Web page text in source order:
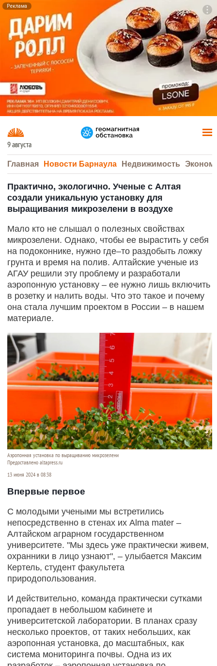
Реклама
9 августа
Главная Новости Барнаула Недвижимость
Практично, экологично. Ученые с Алтая
создали уникальную установку для
выращивания микрозелени в воздухе
Мало кто не слышал о полезных свойствах
микрозелени. Однако, чтобы ее вырастить у себя
на подоконнике, нужно где–то раздобыть ложку
грунта и время на полив. Алтайские ученые из
АГАУ решили эту проблему и разработали
аэропонную установку – ее нужно лишь включить
в розетку и налить воды. Что это такое и почему
она стала лучшим проектом в России – в нашем
материале.
Аэропонная установка по выращиванию микрозелени
Предоставлено altapress.ru
13 июня 2024 в 08:38
Впервые первое
С молодыми учеными мы встретились
непосредственно в стенах их Alma mater –
Алтайском аграрном государственном
университете. "Мы здесь уже практически живем,
охранники в лицо узнают", – улыбается Максим
Кертель, студент факультета
природопользования.
И действительно, команда практически сутками
пропадает в небольшом кабинете и
университетской лаборатории. В планах сразу
несколько проектов, от таких небольших, как
аэропонная установка, до масштабных, как
система мониторинга почвы. Одна из их